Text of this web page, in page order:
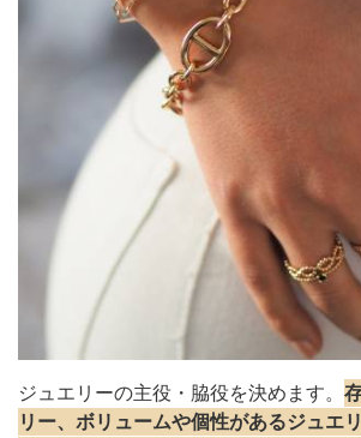
ジュエリーの主役・脇役を決めます。
リー、ボリュームや個性があるジュエ